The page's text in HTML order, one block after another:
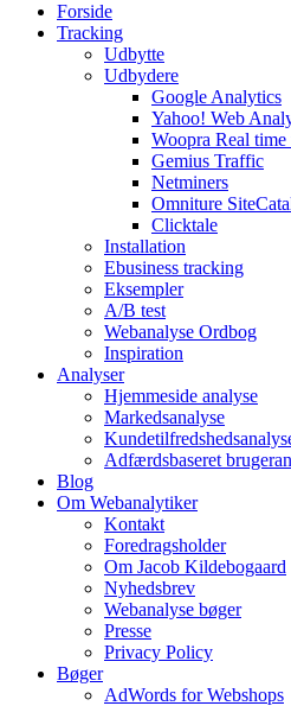
Forside
Tracking
Udbytte
Udbydere
Google Analytics
Yahoo! Web
Woopra Real
Gemius Traffic
Netminers
Omniture
Clicktale
Installation
Ebusiness tracking
Eksempler
A/B test
Webanalyse Ordbog
Inspiration
Analyser
Hjemmeside analyse
Markedsanalyse
Adfærdsbaseret
Blog
Om Webanalytiker
Kontakt
Foredragsholder
Om Jacob Kildebogaard
Nyhedsbrev
Webanalyse bøger
Presse
Privacy Policy
Bøger
AdWords for Webshops